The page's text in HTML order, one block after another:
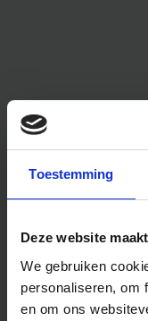
Toestemming
Deze website
We gebruiken
personaliseren, om
en om ons